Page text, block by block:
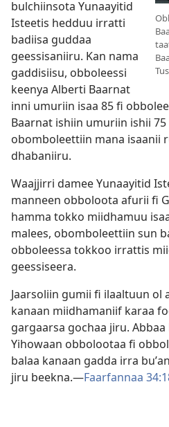
bulchiinsota Yunaayitid
Isteetis hedduu irratti
badiisa guddaa
geessisaniiru. Kan nama
gaddisiisu, obboleessi
keenya Alberti Baarnat
inni umuriin isaa 85 fi
Baarnat ishiin umuriin ishii 75
obomboleettiin mana isaanii
dhabaniiru.
Waajjirri damee Yunaayitid
manneen obboloota afurii fi
hamma tokko miidhamuu
malees, obomboleettiin sun
obboleessa tokkoo irrattis
geessiseera.
Jaarsoliin gumii fi ilaaltuun ol
kanaan miidhamaniif karaa
gargaarsa gochaa jiru. Abbaa
Yihowaan obbolootaa fi
balaa kanaan gadda irra
jiru beekna.—Faarfannaa